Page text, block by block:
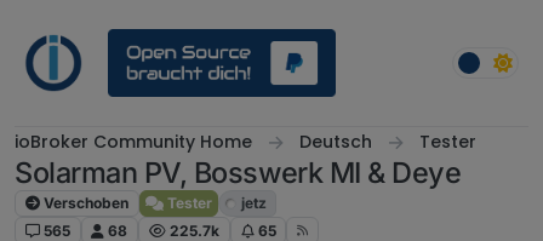
ioBroker Community Home Deutsch Tester
Solarman PV, Bosswerk MI & Deye
Verschoben Tester
jetz
565
68 225.7k 65